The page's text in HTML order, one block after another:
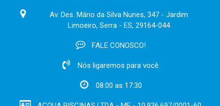
Av. Des. Mário da Silva Nunes, 347 - Jardim
Limoeiro, Serra - ES, 29164-044
FALE CONOSCO!
Nós ligaremos para você.
08:00 as 17:30